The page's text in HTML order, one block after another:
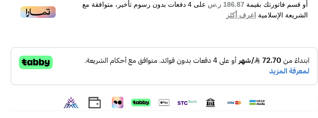
أو قسم فاتورتك بقيمة 186.87 ر.س على 4 دفعات بدون رسوم تأخير، متوافقة مع
الشريعة الإسلامية اعرف أكثر